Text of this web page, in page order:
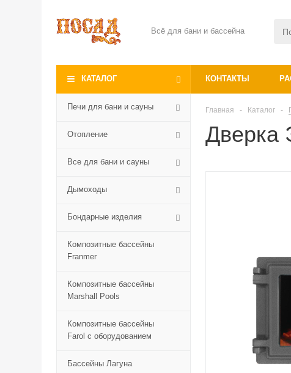
Всё для бани и бассейна
КАТАЛОГ КОНТАКТЫ
Печи для бани и сауны
Отопление
Все для бани и сауны
Дымоходы
Бондарные изделия
Композитные бассейны
Franmer
Композитные бассейны
Marshall Pools
Композитные бассейны
Farol с оборудованием
Бассейны Лагуна
Главная - Каталог -
Дверка